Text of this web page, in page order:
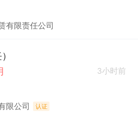
有限责任公司
3小时前
限公司 认证